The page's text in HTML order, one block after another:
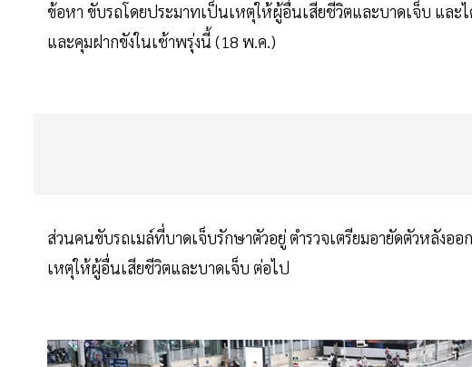
ข้อหา ขับรถโดยประมาทเป็นเหตุให้ผู้อื่นเสียชีวิตและบาดเจ็บ และ
และคุมฝากขังในเช้าพรุ่งนี้ (18 พ.ค.)
ส่วนคนขับรถเมล์ที่บาดเจ็บรักษาตัวอยู่ ตำรวจเตรียมอายัดตัวหลังอ
เหตุให้ผู้อื่นเสียชีวิตและบาดเจ็บ ต่อไป